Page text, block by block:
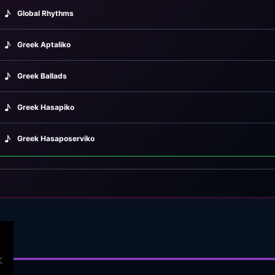
♪ Global Rhythms
♪ Greek Aptaliko
♪ Greek Ballads
♪ Greek Hasapiko
♪ Greek Hasaposerviko
♪ Greek Kamilieriko
♪ Greek Karsilamas
Greek Oriental